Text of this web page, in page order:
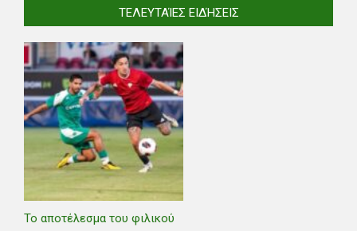
ΤΕΛΕΥΤΑΊΕΣ ΕΙΔΉΣΕΙΣ
Το αποτέλεσμα του φιλικού